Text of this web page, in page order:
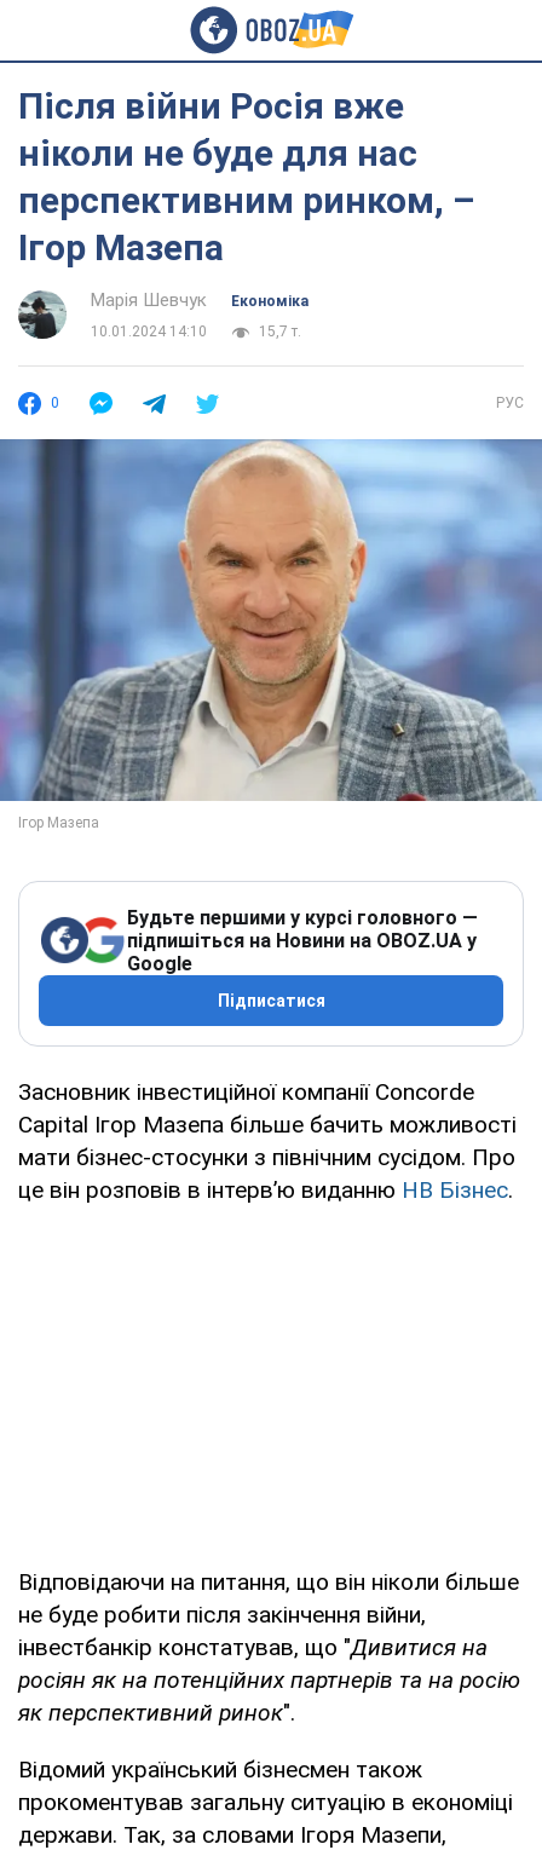
Після війни Росія вже
ніколи не буде для нас
перспективним ринком, –
Ігор Мазепа
Марія Шевчук
Економіка
10.01.2024 14:10
15,7 т.
0 РУС
Будьте першими у курсі головного —
підпишіться на Новини на OBOZ.UA у
Google
Підписатися
Засновник інвестиційної компанії Concorde
Capital Ігор Мазепа більше бачить можливості
мати бізнес-стосунки з північним сусідом. Про
це він розповів в інтерв’ю виданню НВ Бізнес.
Відповідаючи на питання, що він ніколи більше
не буде робити після закінчення війни,
інвестбанкір констатував, що "Дивитися на
росіян як на потенційних партнерів та на росію
як перспективний ринок".
Відомий український бізнесмен також
прокоментував загальну ситуацію в економіці
держави. Так, за словами Ігоря Мазепи,